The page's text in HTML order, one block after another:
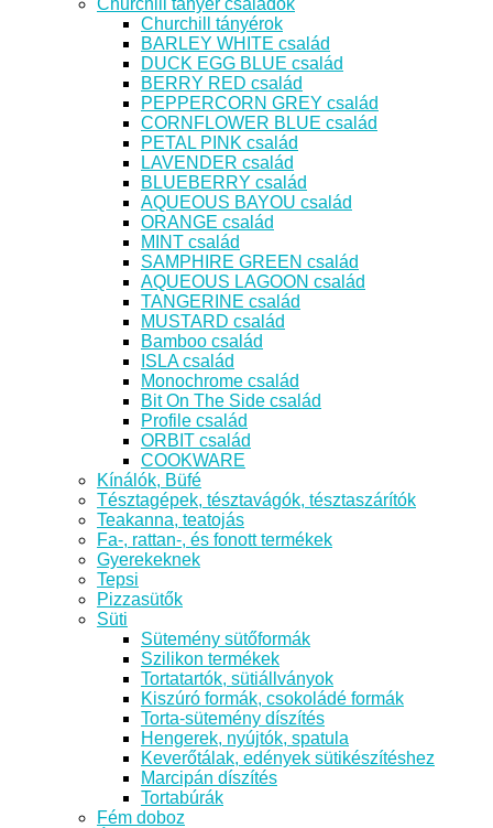
Churchill tányérok
BARLEY WHITE család
DUCK EGG BLUE család
BERRY RED család
PEPPERCORN GREY család
CORNFLOWER BLUE család
PETAL PINK család
LAVENDER család
BLUEBERRY család
AQUEOUS BAYOU család
ORANGE család
MINT család
SAMPHIRE GREEN család
AQUEOUS LAGOON család
TANGERINE család
MUSTARD család
Bamboo család
ISLA család
Monochrome család
Bit On The Side család
Profile család
ORBIT család
COOKWARE
Kínálók, Büfé
Tésztagépek, tésztavágók, tésztaszárítók
Teakanna, teatojás
Fa-, rattan-, és fonott termékek
Gyerekeknek
Tepsi
Pizzasütők
Süti
Sütemény sütőformák
Szilikon termékek
Tortatartók, sütiállványok
Kiszúró formák, csokoládé formák
Torta-sütemény díszítés
Hengerek, nyújtók, spatula
Keverőtálak, edények sütikészítéshez
Marcipán díszítés
Tortabúrák
Fém doboz